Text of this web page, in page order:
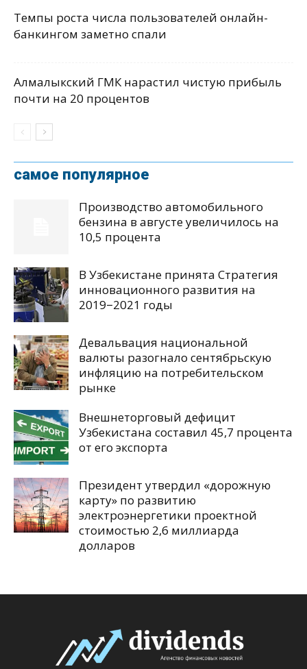
Темпы роста числа пользователей онлайн-
банкингом заметно спали
Алмалыкский ГМК нарастил чистую прибыль
почти на 20 процентов
самое популярное
Производство автомобильного
бензина в августе увеличилось на
10,5 процента
В Узбекистане принята Стратегия
инновационного развития на
2019−2021 годы
Девальвация национальной
валюты разогнало сентябрьскую
инфляцию на потребительском
рынке
Внешнеторговый дефицит
Узбекистана составил 45,7 процента
от его экспорта
Президент утвердил «дорожную
карту» по развитию
электроэнергетики проектной
стоимостью 2,6 миллиарда
долларов